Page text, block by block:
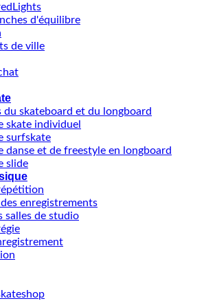
d'équilibre
de ville
du skateboard et du longboard
skate individuel
surfskate
danse et de freestyle en longboard
slide
des enregistrements
salles de studio